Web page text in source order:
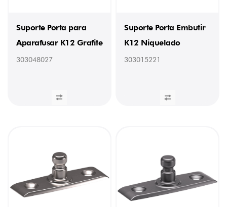
Suporte Porta para
Aparafusar K12 Grafite
303048027
Suporte Porta Embutir
K12 Niquelado
303015221